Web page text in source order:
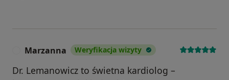
Marzanna Weryfikacja wizyty
Dr. Lemanowicz to świetna kardiolog –